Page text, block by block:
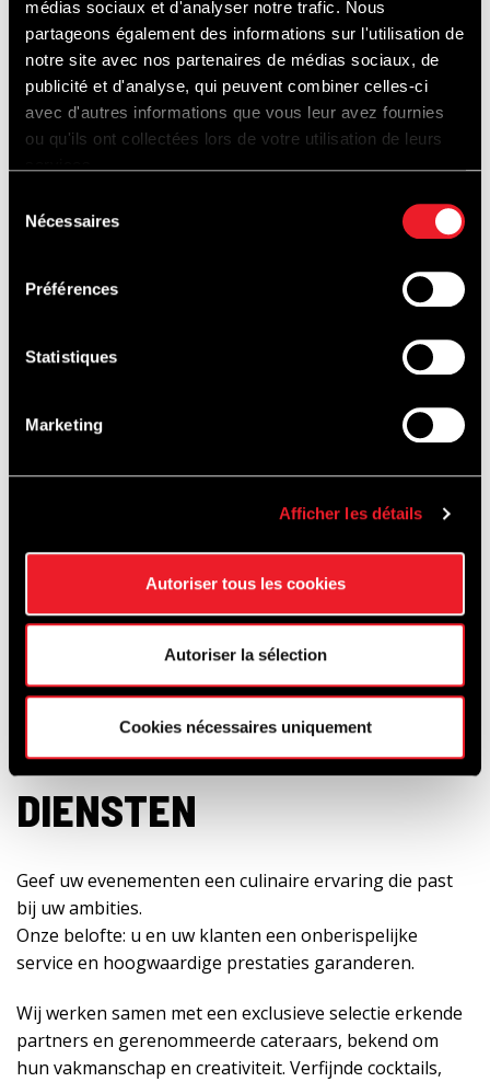
médias sociaux et d'analyser notre trafic. Nous
partageons également des informations sur l'utilisation de
notre site avec nos partenaires de médias sociaux, de
publicité et d'analyse, qui peuvent combiner celles-ci
avec d'autres informations que vous leur avez fournies
ou qu'ils ont collectées lors de votre utilisation de leurs
Nécessaires
Préférences
Statistiques
Marketing
Afficher les détails
Autoriser tous les cookies
Autoriser la sélection
Cookies nécessaires uniquement
Wij hebben voor elk type media-evenement de
geschikte ruimte, ongeacht de gewenste capaciteit!
Details
150 personen
WIFI
Luidspreker
Verwarming
UITZONDERLIJKE
DIENSTEN
Geef uw evenementen een culinaire ervaring die past
bij uw ambities.
Onze belofte: u en uw klanten een onberispelijke
service en hoogwaardige prestaties garanderen.
Wij werken samen met een exclusieve selectie erkende
partners en gerenommeerde cateraars, bekend om
hun vakmanschap en creativiteit. Verfijnde cocktails,